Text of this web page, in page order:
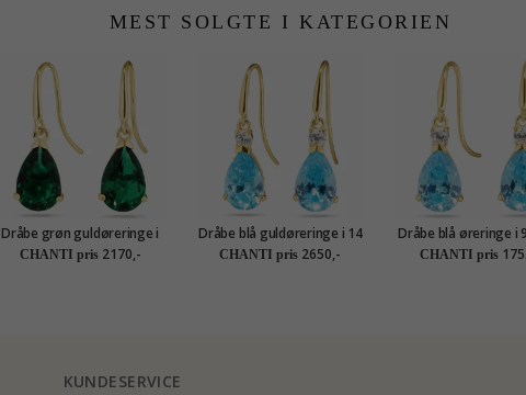
MEST SOLGTE I KATEGORIEN
Dråbe grøn guldøreringe i
14 karat guld med syntetisk
smaragd - Gold Collection
CHANTI pris 2170,-
Dråbe blå guldøreringe i 14
karat guld med syntetisk
topas og zirkon - Gold
CHANTI pris 2650,-
Dråbe blå øreringe i
guld med zirkon
syntetisk topas -
CHANTI pris
KUNDESERVICE